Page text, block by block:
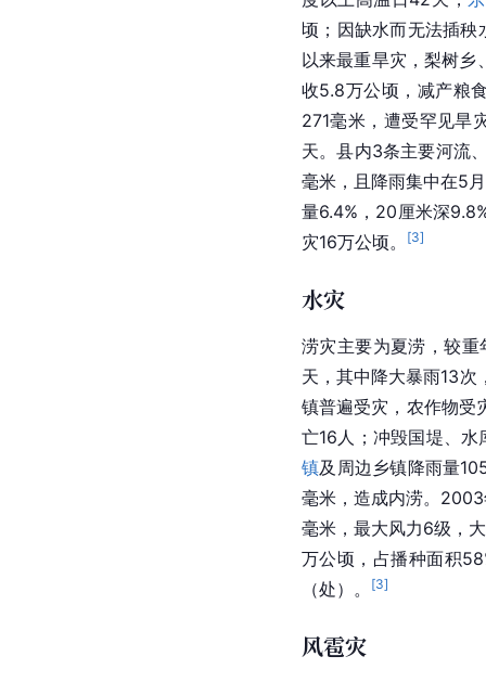
1990年后，春旱频发
2005年50%。1994年
面积88%，其中小麦
27%； 经济作物 受灾
10个乡镇轻灾，其余
度以上高温日42天，
顷；因缺水而无法插
以来最重旱灾，
收5.8万公顷，减产
271毫米，遭受罕见
天。县内3条主要河流
毫米，且降雨集中在5
量6.4%，20厘米深
灾16万公顷。[3]
水灾
涝灾主要为夏涝，较
天，其中降大暴雨13
镇普遍受灾，农作物
亡16人；冲毁国堤、
镇 及周边乡镇降雨量